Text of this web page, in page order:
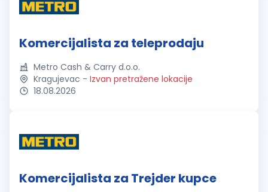
Komercijalista za teleprodaju
Metro Cash & Carry d.o.o.
Kragujevac - Izvan pretražene lokacije
18.08.2026
Komercijalista za Trejder kupce